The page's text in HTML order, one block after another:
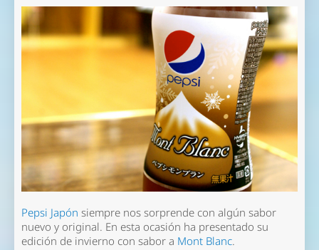
Pepsi Japón siempre nos sorprende con algún sabor
nuevo y original. En esta ocasión ha presentado su
edición de invierno con sabor a Mont Blanc.